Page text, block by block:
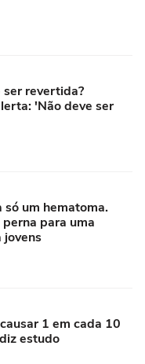
revertida?
'Não deve ser
só um hematoma.
para uma
jovens
1 em cada 10
estudo